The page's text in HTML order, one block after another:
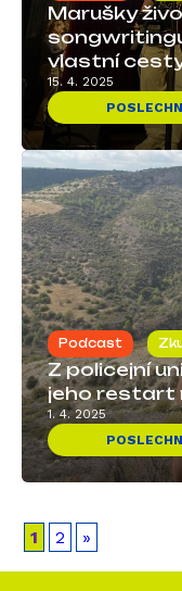
Marušky
vlastní
15. 4. 2025
Podcast
Z policejní
jeho restart
1. 4. 2025
1 2 »